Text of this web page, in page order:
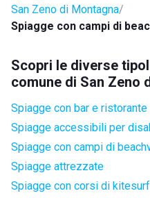
San Zeno di Montagna
Spiagge con campi di
Scopri le diverse
comune di San Zeno
Spiagge con bar e ristorante
Spiagge accessibili per
Spiagge con campi di
Spiagge attrezzate
Spiagge con corsi di